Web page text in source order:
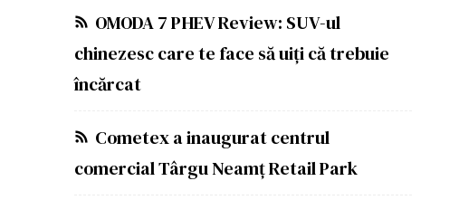
OMODA 7 PHEV Review: SUV-ul
chinezesc care te face să uiți că trebuie
încărcat
Cometex a inaugurat centrul
comercial Târgu Neamț Retail Park